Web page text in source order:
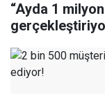
“Ayda 1